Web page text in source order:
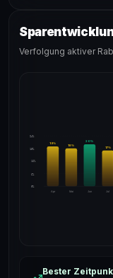
Verfolgung aktiver
24%
18%
12%
6%
0%
Apr
19%
Mai
18%
Jun
20%
Jul
17%
Bester